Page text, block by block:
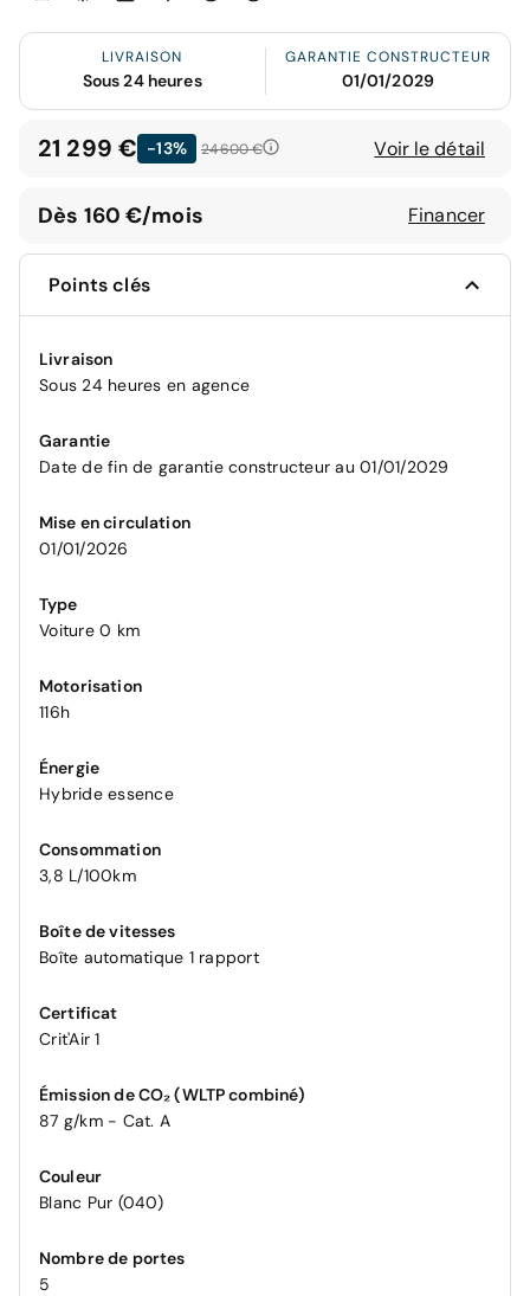
LIVRAISON
Sous 24 heures
GARANTIE CONSTRUCTEUR
01/01/2029
21 299 € -13% 24 600 € Voir le détail
Dès 160 €/mois Financer
Points clés
Livraison
Sous 24 heures en agence
Garantie
Date de fin de garantie constructeur au 01/01/2029
Mise en circulation
01/01/2026
Type
Voiture 0 km
Motorisation
116h
Énergie
Hybride essence
Consommation
3,8 L/100km
Boîte de vitesses
Boîte automatique 1 rapport
Certificat
Crit'Air 1
Émission de CO₂ (WLTP combiné)
87 g/km - Cat. A
Couleur
Blanc Pur (040)
Nombre de portes
5